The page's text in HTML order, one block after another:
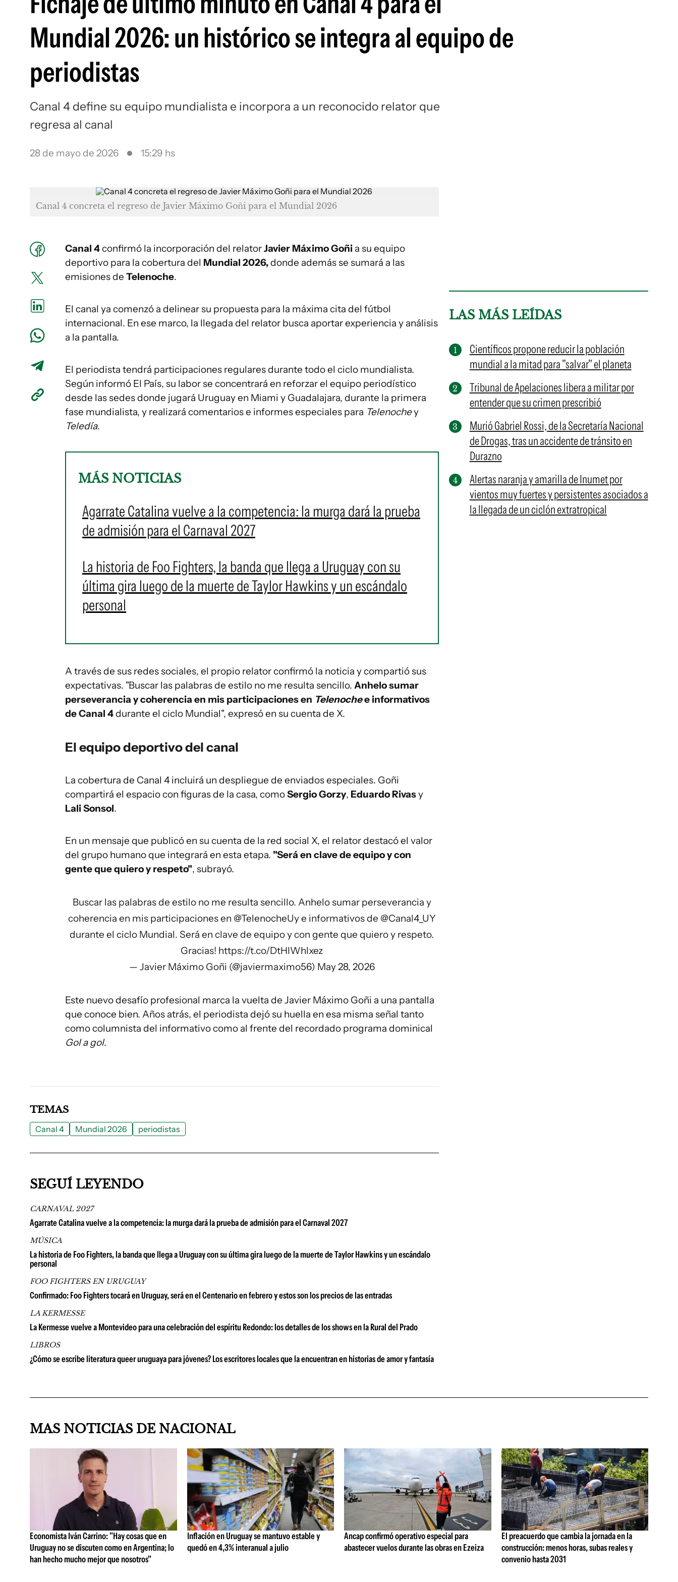
Mundial 2026: un histórico se integra al equipo de
periodistas
Canal 4 define su equipo mundialista e incorpora a un reconocido relator que
regresa al canal
28 de mayo de 2026 15:29 hs
Canal 4 concreta el regreso de Javier Máximo Goñi para el Mundial 2026
Canal 4confirmó la incorporación del relatorJavier Máximo Goñi a su equipo
deportivo para la cobertura del Mundial 2026,donde además se sumará a las
emisiones de Telenoche.
El canal ya comenzó a delinear su propuesta para la máxima cita del fútbol
internacional. En ese marco, la llegada del relator busca aportar experiencia y análisis
a la pantalla.
El periodista tendrá participaciones regulares durante todo el ciclo mundialista.
Según informó El País, su labor se concentrará en reforzar el equipo periodístico
desde las sedes donde jugará Uruguay en Miami y Guadalajara, durante la primera
fase mundialista, y realizará comentarios e informes especiales para Telenochey
Teledía.
MÁS NOTICIAS
Agarrate Catalina vuelve a la competencia: la murga dará la prueba
de admisión para el Carnaval 2027
La historia de Foo Fighters, la banda que llega a Uruguay con su
última gira luego de la muerte de Taylor Hawkins y un escándalo
personal
A través de sus redes sociales, el propio relator confirmó la noticia y compartió sus
expectativas. "Buscar las palabras de estilo no me resulta sencillo. Anhelo sumar
perseverancia y coherencia en mis participaciones en Telenochee informativos
de Canal 4durante el ciclo Mundial", expresó en su cuenta de X.
El equipo deportivo del canal
La cobertura de Canal 4 incluirá un despliegue de enviados especiales. Goñi
compartirá el espacio con figuras de la casa, comoSergio Gorzy, Eduardo Rivasy
Lali Sonsol.
En un mensaje que publicó en su cuenta de la red social X, el relator destacó el valor
del grupo humano que integrará en esta etapa. "Será en clave de equipo y con
gente que quiero y respeto", subrayó.
Buscar las palabras de estilo no me resulta sencillo. Anhelo sumar perseverancia y
coherencia en mis participaciones en @TelenocheUye informativos de @Canal4_UY
durante el ciclo Mundial. Será en clave de equipo y con gente que quiero y respeto.
Gracias! https://t.co/DtHIWhlxez
— Javier Máximo Goñi (@javiermaximo56) May 28, 2026
Este nuevo desafío profesional marca la vuelta de Javier Máximo Goñi a una pantalla
que conoce bien. Años atrás, el periodista dejó su huella en esa misma señal tanto
como columnista del informativo como al frente del recordado programa dominical
Gol a gol.
LAS MÁS LEÍDAS
Científicos propone reducir la población
mundial a la mitad para "salvar" el planeta
Tribunal de Apelaciones libera a militar por
entender que su crimen prescribió
Murió Gabriel Rossi, de la Secretaría Nacional
de Drogas, tras un accidente de tránsito en
Durazno
Alertas naranja y amarilla de Inumet por
vientos muy fuertes y persistentes asociados a
la llegada de un ciclón extratropical
TEMAS
Canal 4 Mundial 2026 periodistas
SEGUÍ LEYENDO
CARNAVAL 2027
Agarrate Catalina vuelve a la competencia: la murga dará la prueba de admisión para el Carnaval 2027
MÚSICA
La historia de Foo Fighters, la banda que llega a Uruguay con su última gira luego de la muerte de Taylor Hawkins y un escándalo
personal
FOO FIGHTERS EN URUGUAY
Confirmado: Foo Fighters tocará en Uruguay, será en el Centenario en febrero y estos son los precios de las entradas
LA KERMESSE
La Kermesse vuelve a Montevideo para una celebración del espíritu Redondo: los detalles de los shows en la Rural del Prado
LIBROS
¿Cómo se escribe literatura queer uruguaya para jóvenes? Los escritores locales que la encuentran en historias de amor y fantasía
MAS NOTICIAS DE NACIONAL
Economista Iván Carrino: "Hay cosas que en
Uruguay no se discuten como en Argentina; lo
han hecho mucho mejor que nosotros"
Inflación en Uruguay se mantuvo estable y
quedó en 4,3% interanual a julio
Ancap confirmó operativo especial para
abastecer vuelos durante las obras en Ezeiza
El preacuerdo que cambia la jornada en la
construcción: menos horas, subas reales y
convenio hasta 2031